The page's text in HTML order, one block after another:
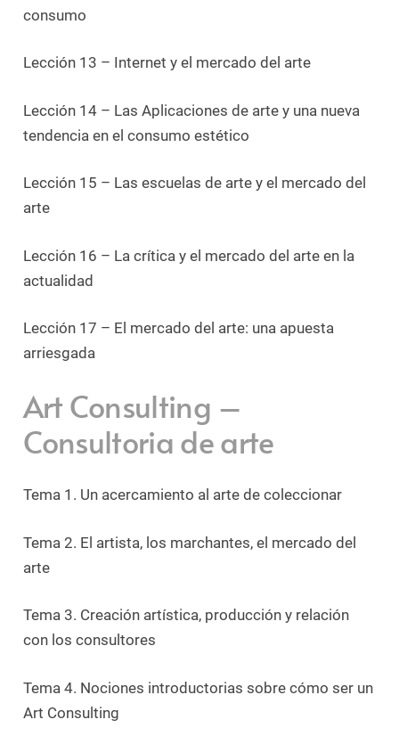
consumo
Lección 13 – Internet y el mercado del arte
Lección 14 – Las Aplicaciones de arte y una nueva
tendencia en el consumo estético
Lección 15 – Las escuelas de arte y el mercado del
arte
Lección 16 – La crítica y el mercado del arte en la
actualidad
Lección 17 – El mercado del arte: una apuesta
arriesgada
Art Consulting –
Consultoria de arte
Tema 1. Un acercamiento al arte de coleccionar
Tema 2. El artista, los marchantes, el mercado del
arte
Tema 3. Creación artística, producción y relación
con los consultores
Tema 4. Nociones introductorias sobre cómo ser un
Art Consulting